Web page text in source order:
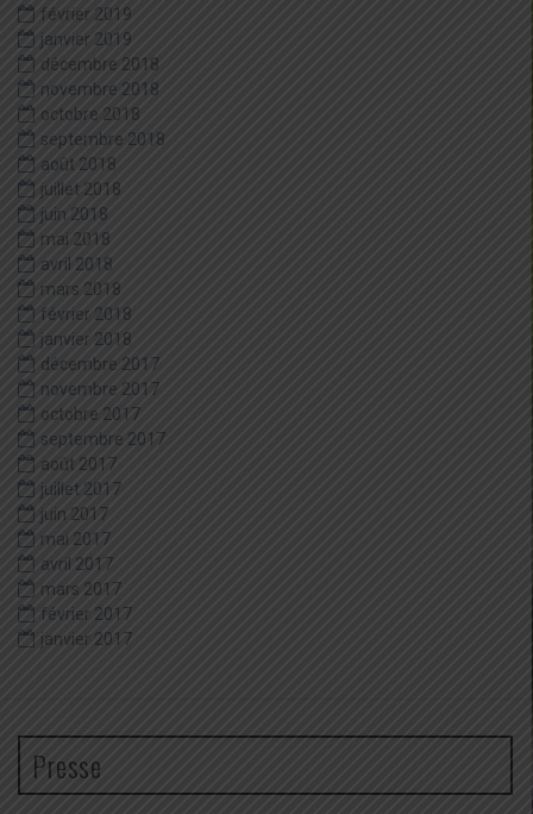
février 2019
janvier 2019
décembre 2018
novembre 2018
octobre 2018
septembre 2018
août 2018
juillet 2018
juin 2018
mai 2018
avril 2018
mars 2018
février 2018
janvier 2018
décembre 2017
novembre 2017
octobre 2017
septembre 2017
août 2017
juillet 2017
juin 2017
mai 2017
avril 2017
mars 2017
février 2017
janvier 2017
Presse